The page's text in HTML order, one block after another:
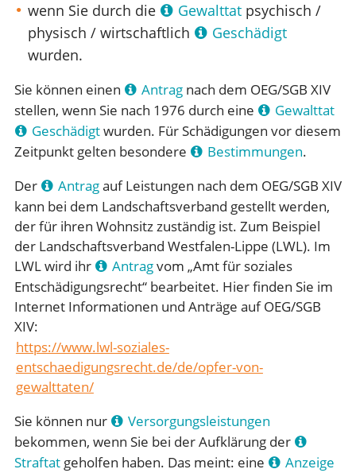
wenn Sie durch die
Gewalttatpsychisch /
physisch / wirtschaftlich
Geschädigt
wurden.
Sie können einen Antragnach dem OEG/SGB XIV
stellen, wenn Sie nach 1976 durch eine
Gewalttat
Geschädigtwurden. Für Schädigungen vor diesem
Zeitpunkt gelten besondere
Bestimmungen.
Der
Antragauf Leistungen nach dem OEG/SGB XIV
kann bei dem Landschaftsverband gestellt werden,
der für ihren Wohnsitz zuständig ist. Zum Beispiel
der Landschaftsverband Westfalen-Lippe (LWL). Im
LWL wird ihr
Antragvom „Amt für soziales
Entschädigungsrecht“ bearbeitet. Hier finden Sie im
Internet Informationen und Anträge auf OEG/SGB
XIV:
https://www.lwl-soziales-
entschaedigungsrecht.de/de/opfer-von-
gewalttaten/
Sie können nur
Versorgungsleistungen
bekommen, wenn Sie bei der Aufklärung der
Straftatgeholfen haben. Das meint: eine
Anzeige